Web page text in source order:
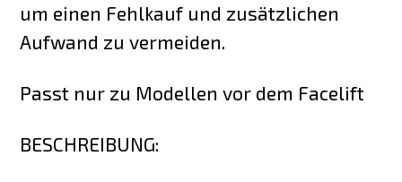
um einen Fehlkauf und zusätzlichen
Aufwand zu vermeiden.
Passt nur zu Modellen vor dem Facelift
BESCHREIBUNG: